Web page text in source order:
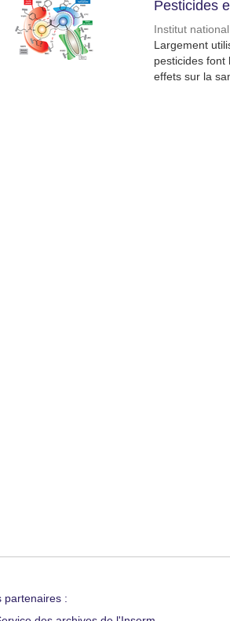
Pesticides
Institut
Largement
pesticides font
effets sur la
partenaires :